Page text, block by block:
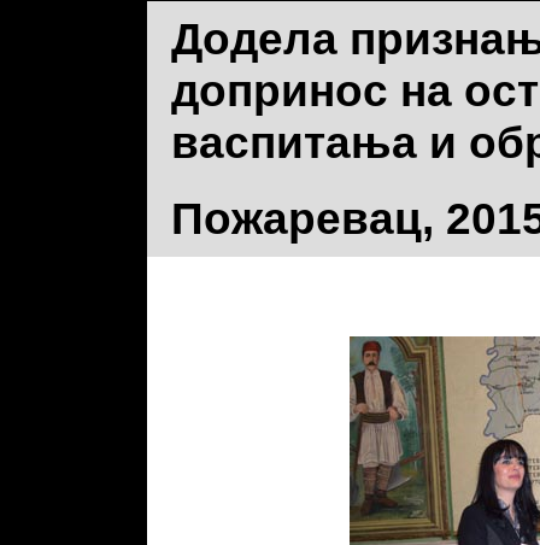
Додела
допринос на
васпитања и
Пожаревац,